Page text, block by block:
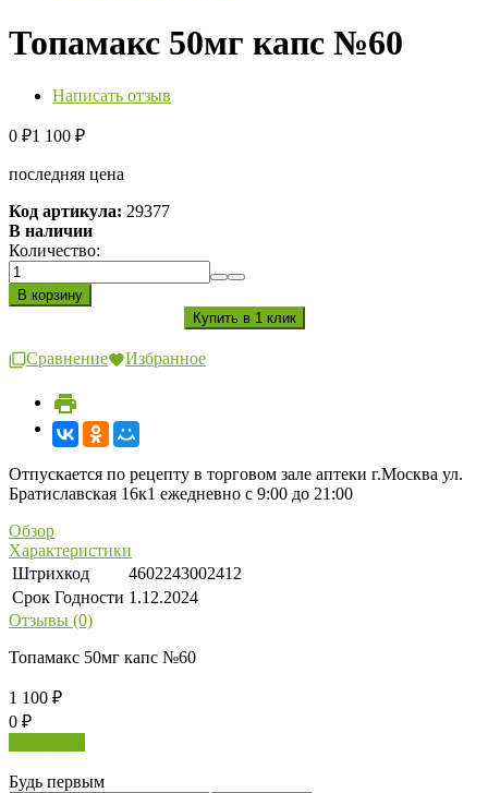
Топамакс 50мг капс №60
Написать отзыв
0 ₽1 100 ₽
последняя цена
Код артикула: 29377
В наличии
Количество:
Сравнение Избранное
Отпускается по рецепту в торговом зале аптеки г.Москва ул.
Братиславская 16к1 ежедневно с 9:00 до 21:00
Обзор
Характеристики
Штрихкод
4602243002412
Срок Годности 1.12.2024
Отзывы (0)
Топамакс 50мг капс №60
1 100 ₽
0 ₽
Будь первым